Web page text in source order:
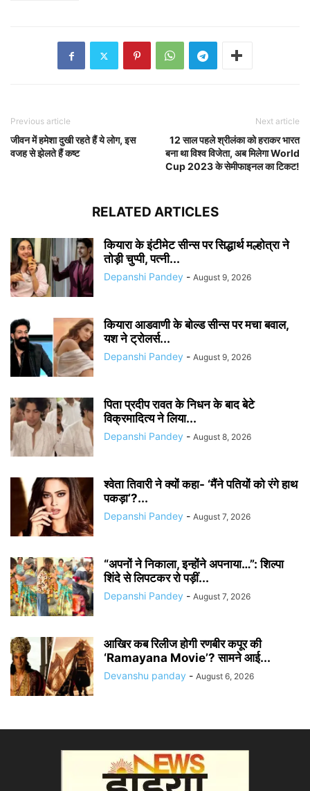
Previous article
जीवन में हमेशा दुखी रहते हैं ये लोग, इस
वजह से झेलते हैं कष्ट
Next article
12 साल पहले श्रीलंका को हराकर भारत
बना था विश्व विजेता, अब मिलेगा World
Cup 2023 के सेमीफाइनल का टिकट!
RELATED ARTICLES
कियारा के इंटीमेट सीन्स पर सिद्धार्थ मल्होत्रा ने
तोड़ी चुप्पी, पत्नी...
Depanshi Pandey - August 9, 2026
कियारा आडवाणी के बोल्ड सीन्स पर मचा बवाल,
यश ने ट्रोलर्स...
Depanshi Pandey - August 9, 2026
पिता प्रदीप रावत के निधन के बाद बेटे
विक्रमादित्य ने लिया...
Depanshi Pandey - August 8, 2026
श्वेता तिवारी ने क्यों कहा- ‘मैंने पतियों को रंगे हाथ
पकड़ा’?...
Depanshi Pandey - August 7, 2026
“अपनों ने निकाला, इन्होंने अपनाया…”: शिल्पा
शिंदे से लिपटकर रो पड़ीं...
Depanshi Pandey - August 7, 2026
आखिर कब रिलीज होगी रणबीर कपूर की
‘Ramayana Movie’? सामने आई...
Devanshu panday - August 6, 2026